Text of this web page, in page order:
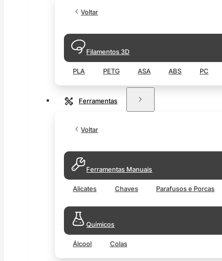
Voltar
Filamentos 3D
PLA PETG ASA ABS PC
Ferramentas
Voltar
Ferramentas Manuais
Alicates Chaves Parafusos e Porcas
Químicos
Álcool Colas